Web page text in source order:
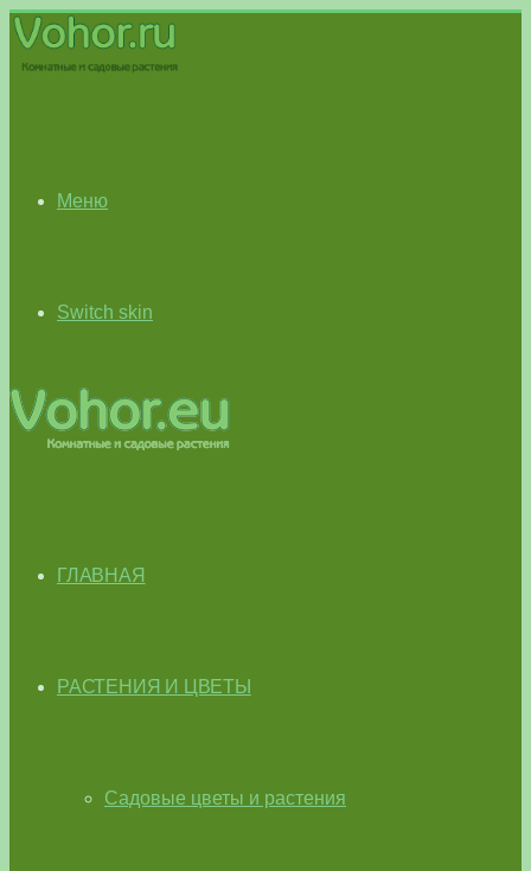
Меню
Switch skin
ГЛАВНАЯ
РАСТЕНИЯ И ЦВЕТЫ
Садовые цветы и растения